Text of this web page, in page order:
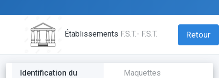
Établissements F.S.T.- F.S.T. Retour
Identification du
Maquettes